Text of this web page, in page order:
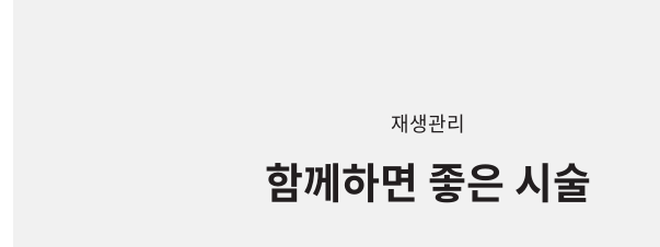
재생관리
함께하면 좋은 시술